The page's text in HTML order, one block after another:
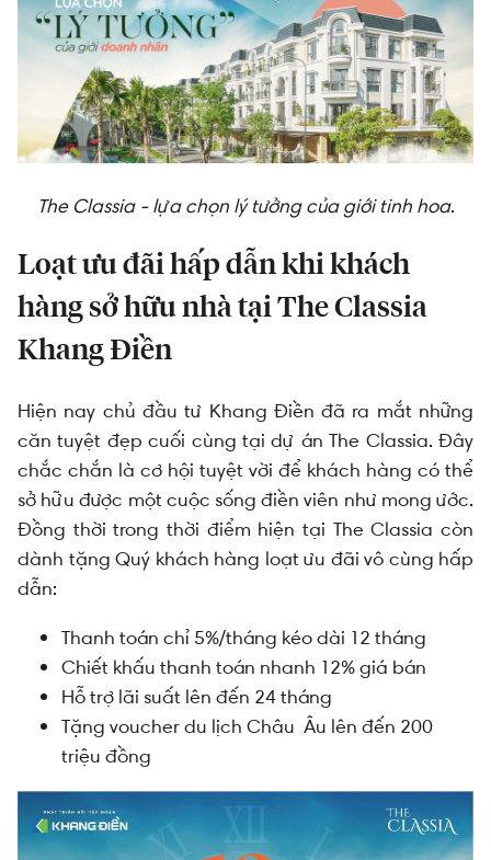
The Classia - lựa chọn lý tưởng của giới tinh hoa.
Loạt ưu đãi hấp dẫn khi khách
hàng sở hữu nhà tại The Classia
Khang Điền
Hiện nay chủ đầu tư Khang Điền đã ra mắt những
căn tuyệt đẹp cuối cùng tại dự án The Classia. Đây
chắc chắn là cơ hội tuyệt vời để khách hàng có thể
sở hữu được một cuộc sống điền viên như mong ước.
Đồng thời trong thời điểm hiện tại The Classia còn
dành tặng Quý khách hàng loạt ưu đãi vô cùng hấp
dẫn:
Thanh toán chỉ 5%/tháng kéo dài 12 tháng
Chiết khấu thanh toán nhanh 12% giá bán
Hỗ trợ lãi suất lên đến 24 tháng
Tặng voucher du lịch Châu Âu lên đến 200
triệu đồng